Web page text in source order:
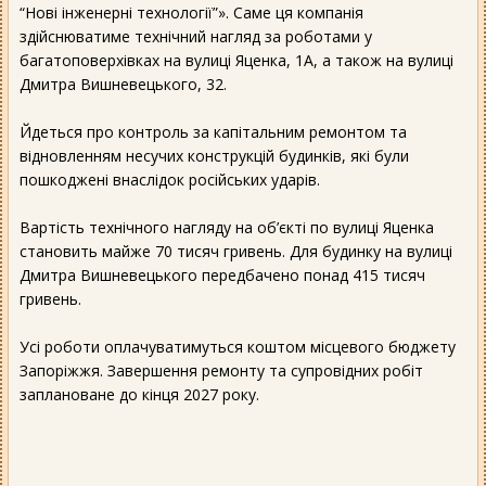
“Нові інженерні технології”». Саме ця компанія
здійснюватиме технічний нагляд за роботами у
багатоповерхівках на вулиці Яценка, 1А, а також на вулиці
Дмитра Вишневецького, 32.
Йдеться про контроль за капітальним ремонтом та
відновленням несучих конструкцій будинків, які були
пошкоджені внаслідок російських ударів.
Вартість технічного нагляду на об’єкті по вулиці Яценка
становить майже 70 тисяч гривень. Для будинку на вулиці
Дмитра Вишневецького передбачено понад 415 тисяч
гривень.
Усі роботи оплачуватимуться коштом місцевого бюджету
Запоріжжя. Завершення ремонту та супровідних робіт
заплановане до кінця 2027 року.